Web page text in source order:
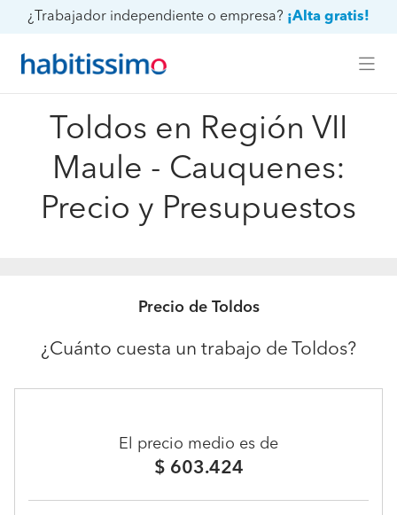
¿Trabajador independiente o empresa? ¡Alta gratis!
Toldos en Región VII
Maule - Cauquenes:
Precio y Presupuestos
Precio de Toldos
¿Cuánto cuesta un trabajo de Toldos?
El precio medio es de
$ 603.424